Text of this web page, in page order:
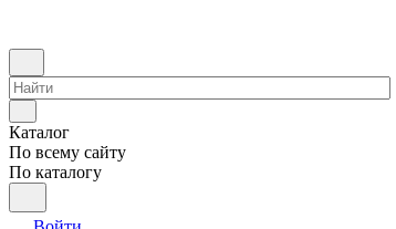
Каталог
По всему сайту
По каталогу